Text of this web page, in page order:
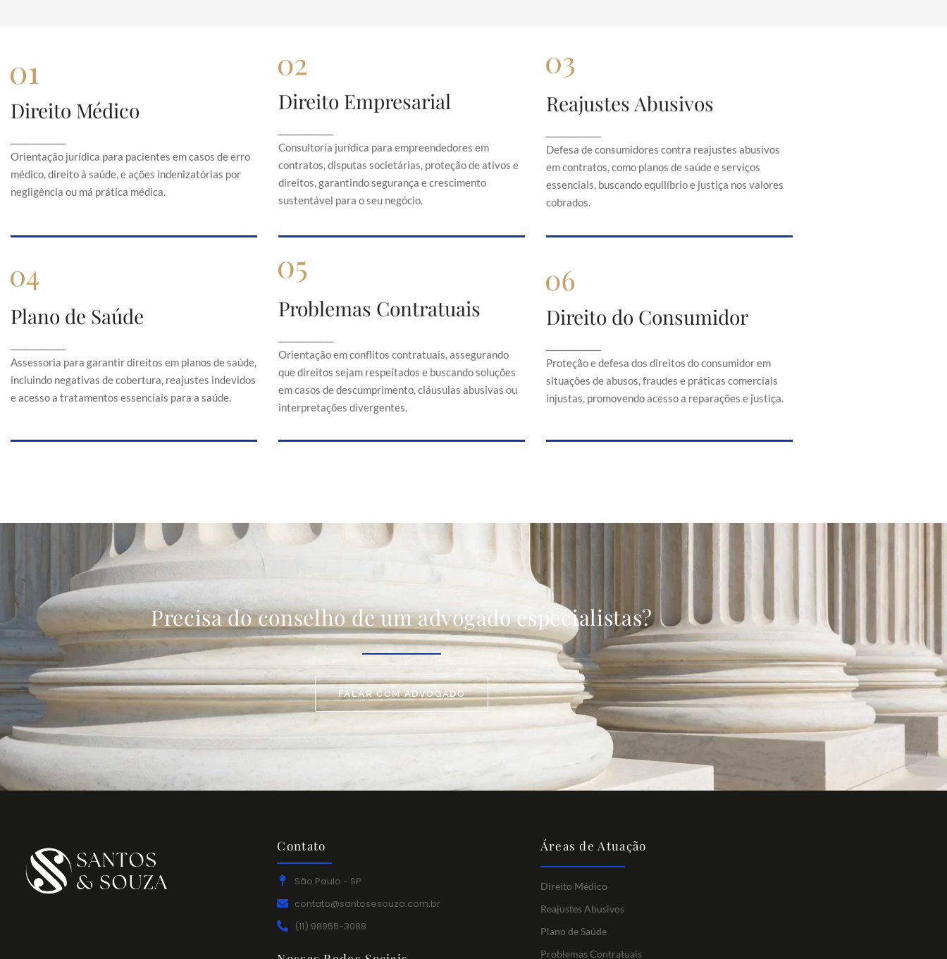
Direito Médico
Orientação jurídica para pacientes em casos de erro
médico, direito à saúde, e ações indenizatórias por
negligência ou má prática médica.
Direito Médico
erro médico, direito à saúde, e ações
indenizatórias por negligência ou má prática
médica.
Direito Empresarial
Consultoria jurídica para empreendedores em
contratos, disputas societárias, proteção de ativos e
direitos, garantindo segurança e crescimento
sustentável para o seu negócio.
Direito Empresarial
contratos, disputas societárias, proteção de
ativos e direitos, garantindo segurança e
crescimento sustentável para o seu negócio.
Reajustes Abusivos
Defesa de consumidores contra reajustes abusivos
em contratos, como planos de saúde e serviços
essenciais, buscando equilíbrio e justiça nos valores
cobrados.
Reajustes Abusivos
serviços essenciais, buscando equilíbrio e
justiça nos valores cobrados.
Plano de Saúde
Assessoria para garantir direitos em planos de saúde,
incluindo negativas de cobertura, reajustes indevidos
e acesso a tratamentos essenciais para a saúde.
Plano de Saúde
reajustes indevidos e acesso a tratamentos
Problemas Contratuais
Orientação em conflitos contratuais, assegurando
que direitos sejam respeitados e buscando soluções
em casos de descumprimento, cláusulas abusivas ou
interpretações divergentes.
Problemas Contratuais
assegurando que direitos sejam respeitados e
buscando soluções em casos de
descumprimento, cláusulas abusivas ou
interpretações divergentes.
Direito do Consumidor
Proteção e defesa dos direitos do consumidor em
situações de abusos, fraudes e práticas comerciais
injustas, promovendo acesso a reparações e justiça.
Direito do Consumidor
comerciais injustas, promovendo acesso a
Precisa do conselho de um advogado especialistas?
FALAR COM ADVOGADO
Contato
São Paulo - SP
contato@santosesouza.com.br
(11) 98955-3088
Áreas de Atuação
Direito Médico
Reajustes Abusivos
Plano de Saúde
Problemas Contratuais